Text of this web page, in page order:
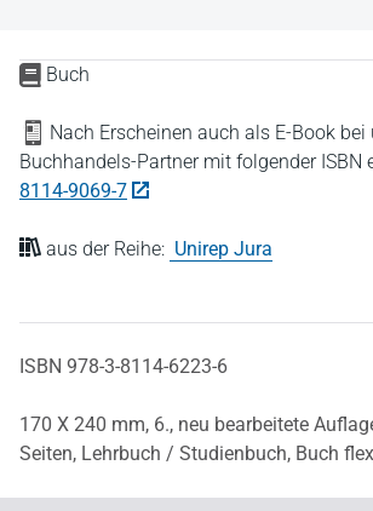
Buch
Nach Erscheinen auch als E-Book bei
Buchhandels-Partner mit folgender ISBN
8114-9069-7
aus der Reihe: Unirep Jura
ISBN 978-3-8114-6223-6
170 X 240 mm, 6., neu bearbeitete
Seiten, Lehrbuch / Studienbuch, Buch